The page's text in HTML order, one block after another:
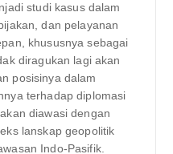
studi kasus dalam
dan pelayanan
khususnya sebagai
diragukan lagi akan
posisinya dalam
terhadap diplomasi
diawasi dengan
lanskap geopolitik
Indo-Pasifik.